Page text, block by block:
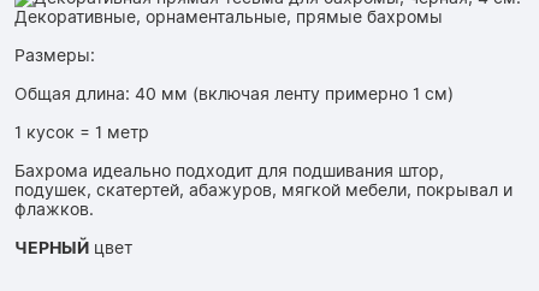
Декоративные, орнаментальные, прямые бахромы
Размеры:
Общая длина: 40 мм (включая ленту примерно 1 см)
1 кусок = 1 метр
Бахрома идеально подходит для подшивания штор,
подушек, скатертей, абажуров, мягкой мебели, покрывал и
флажков.
ЧЕРНЫЙ цвет